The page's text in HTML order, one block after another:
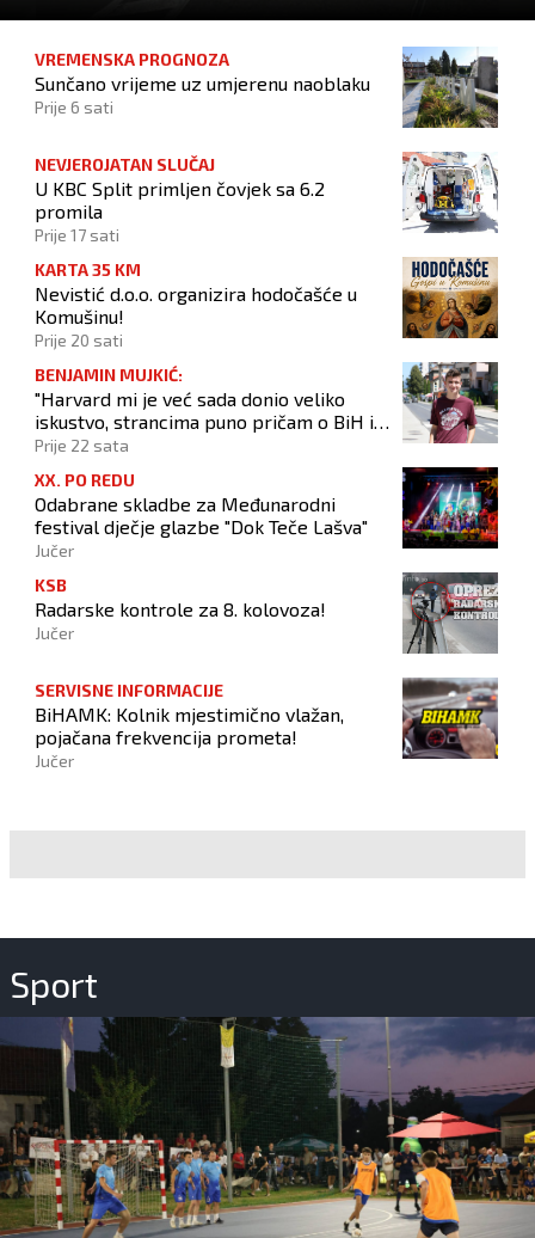
VREMENSKA PROGNOZA
Sunčano vrijeme uz umjerenu naoblaku
Prije 6 sati
NEVJEROJATAN SLUČAJ
U KBC Split primljen čovjek sa 6.2
promila
Prije 17 sati
KARTA 35 KM
Nevistić d.o.o. organizira hodočašće u
Komušinu!
Prije 20 sati
BENJAMIN MUJKIĆ:
"Harvard mi je već sada donio veliko
iskustvo, strancima puno pričam o BiH i
Novom Travniku"
Prije 22 sata
XX. PO REDU
Odabrane skladbe za Međunarodni
festival dječje glazbe "Dok Teče Lašva"
Jučer
KSB
Radarske kontrole za 8. kolovoza!
Jučer
SERVISNE INFORMACIJE
BiHAMK: Kolnik mjestimično vlažan,
pojačana frekvencija prometa!
Jučer
Sport